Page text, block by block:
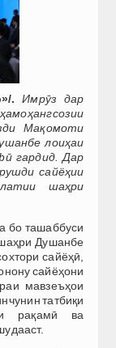
.
Имрӯз дар
Мақомоти
лоиҳаи
гардид. Дар
сайёҳии
шаҳри
бо ташаббуси
Душанбе
сайёҳӣ,
сайёҳони
мавзеъҳои
татбиқи
рақамӣ ва